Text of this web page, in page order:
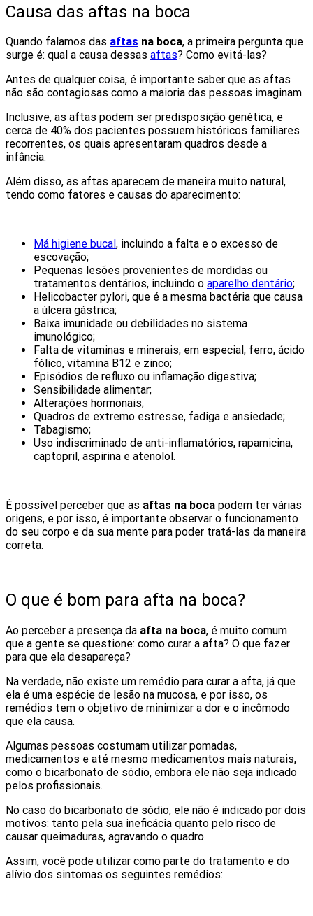
Causa das aftas na boca
Quando falamos das aftas na boca, a primeira pergunta que
surge é: qual a causa dessas aftas? Como evitá-las?
Antes de qualquer coisa, é importante saber que as aftas
não são contagiosas como a maioria das pessoas imaginam.
Inclusive, as aftas podem ser predisposição genética, e
cerca de 40% dos pacientes possuem históricos familiares
recorrentes, os quais apresentaram quadros desde a
infância.
Além disso, as aftas aparecem de maneira muito natural,
tendo como fatores e causas do aparecimento:
Má higiene bucal , incluindo a falta e o excesso de
escovação;
Pequenas lesões provenientes de mordidas ou
tratamentos dentários, incluindo o aparelho dentário;
Helicobacter pylori, que é a mesma bactéria que causa
a úlcera gástrica;
Baixa imunidade ou debilidades no sistema
imunológico;
Falta de vitaminas e minerais, em especial, ferro, ácido
fólico, vitamina B12 e zinco;
Episódios de refluxo ou inflamação digestiva;
Sensibilidade alimentar;
Alterações hormonais;
Quadros de extremo estresse, fadiga e ansiedade;
Tabagismo;
Uso indiscriminado de anti-inflamatórios, rapamicina,
captopril, aspirina e atenolol.
É possível perceber que as aftas na boca podem ter várias
origens, e por isso, é importante observar o funcionamento
do seu corpo e da sua mente para poder tratá-las da maneira
correta.
O que é bom para afta na boca?
Ao perceber a presença da afta na boca, é muito comum
que a gente se questione: como curar a afta? O que fazer
para que ela desapareça?
Na verdade, não existe um remédio para curar a afta, já que
ela é uma espécie de lesão na mucosa, e por isso, os
remédios tem o objetivo de minimizar a dor e o incômodo
que ela causa.
Algumas pessoas costumam utilizar pomadas,
medicamentos e até mesmo medicamentos mais naturais,
como o bicarbonato de sódio, embora ele não seja indicado
pelos profissionais.
No caso do bicarbonato de sódio, ele não é indicado por dois
motivos: tanto pela sua ineficácia quanto pelo risco de
causar queimaduras, agravando o quadro.
Assim, você pode utilizar como parte do tratamento e do
alívio dos sintomas os seguintes remédios: